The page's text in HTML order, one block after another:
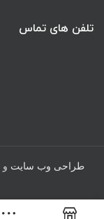
تلفن های تماس
طراحی وب سایت و